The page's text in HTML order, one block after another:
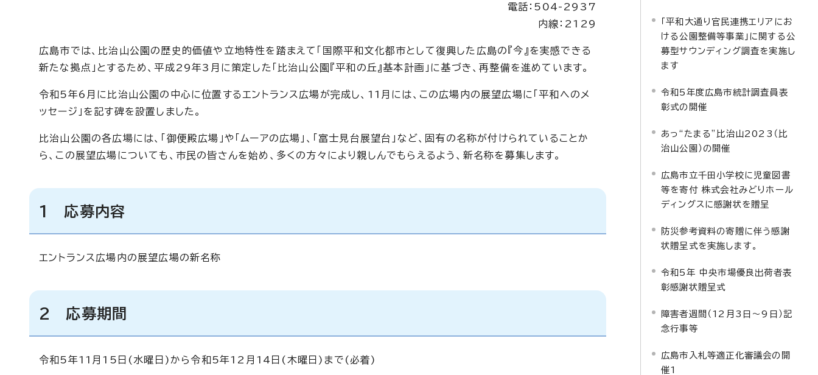
電話：504-2937
内線：2129
広島市では、比治山公園の歴史的価値や立地特性を踏まえて「国際平和文化都市として復興した広島の『今』を実感できる
新たな拠点」とするため、平成29年3月に策定した「比治山公園『平和の丘』基本計画」に基づき、再整備を進めています。
令和5年6月に比治山公園の中心に位置するエントランス広場が完成し、11月には、この広場内の展望広場に「平和へのメ
ッセージ」を記す碑を設置しました。
比治山公園の各広場には、「御便殿広場」や「ムーアの広場」、「富士見台展望台」など、固有の名称が付けられていることか
ら、この展望広場についても、市民の皆さんを始め、多くの方々により親しんでもらえるよう、新名称を募集します。
1 応募内容
エントランス広場内の展望広場の新名称
2 応募期間
令和5年11月15日(水曜日)から令和5年12月14日(木曜日)まで(必着)
「平和大通り官民連携エリアにお
ける公園整備等事業」に関する公
募型サウンディング調査を実施し
ます
令和5年度広島市統計調査員表
彰式の開催
あっ“たまる”比治山2023（比
治山公園）の開催
広島市立千田小学校に児童図書
等を寄付 株式会社みどりホール
ディングスに感謝状を贈呈
防災参考資料の寄贈に伴う感謝
状贈呈式を実施します。
令和5年 中央市場優良出荷者表
彰感謝状贈呈式
障害者週間（12月3日～9日）記
念行事等
広島市入札等適正化審議会の開
催1